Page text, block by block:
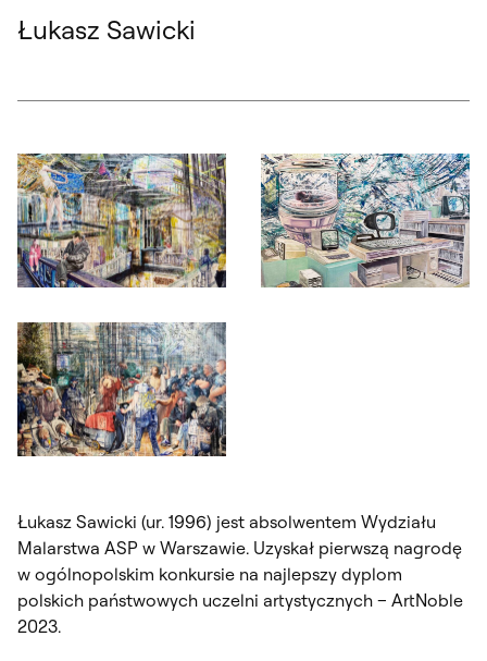
Łukasz Sawicki
Łukasz Sawicki (ur. 1996) jest absolwentem Wydziału
Malarstwa ASP w Warszawie. Uzyskał pierwszą nagrodę
w ogólnopolskim konkursie na najlepszy dyplom
polskich państwowych uczelni artystycznych – ArtNoble
2023.